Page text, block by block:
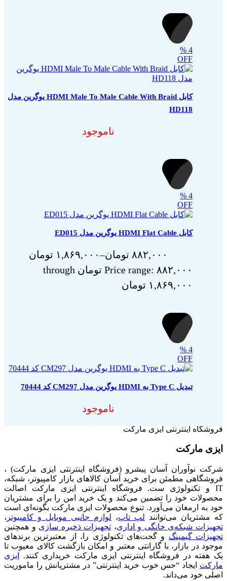
4
%
OFF
کابل HDMI Male To Male Cable With Braid یوگرین مدل
HD118
ناموجود
4
%
OFF
کابل HDMI Flat Cable یوگرین مدل ED015
۸۸۲,۰۰۰ تومان–۱,۸۶۹,۰۰۰ تومان
Price range: ۸۸۲,۰۰۰ تومان through
۱,۸۶۹,۰۰۰ تومان
4
%
OFF
تبدیل Type C به HDMI یوگرین مدل CM297 کد 70444
ناموجود
فروشگاه اینترنتی ایزی مارکت
ایزی مارکت
شرکت نوآوران آسان پیشرو (فروشگاه اینترنتی ایزی مارکت) ،
فروشگاهی مطمئن برای خرید آسان کالاهای بازار کامپیوتر، شبکه،
IT و تکنولوژی ست. فروشگاه اینترنتی ایزی مارکت اصالت
محصولات خود را تضمین می‌کند و یک خرید امن را برای مشتریان
خود به ارمغان می‌آورد. تنوع محصولات ایزی مارکت بگونه‌ای است
که مشتریان می‌توانند لپ تاپ، لوازم جانبی موبایل و کامپیوتر ،
تجهیزات شبکه‌ی خانگی و اداری، تجهیزات ذخیره سازی و همچنین
تجهیزات گیمینگ و گجت‌های تکنولوژی را، از معتبرترین برندهای
موجود در بازار، با گارانتی معتبر و امکان بازگشت کالای معیوب تا
یک هفته در فروشگاه اینترنتی ایزی مارکت خریداری کنند.
ایزی
مارکت ایجاد “حس خوب خرید اینترنتی” در مشتریانش را ماموریت
اصلی خود می‌داند.